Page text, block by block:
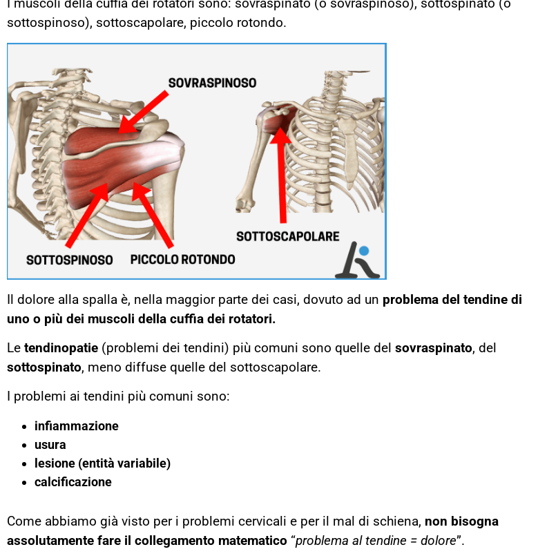
I muscoli della cuffia dei rotatori sono: sovraspinato (o sovraspinoso), sottospinato (o
sottospinoso), sottoscapolare, piccolo rotondo.
Il dolore alla spalla è, nella maggior parte dei casi, dovuto ad un problema del tendine di
uno o più dei muscoli della cuffia dei rotatori.
Le tendinopatie (problemi dei tendini) più comuni sono quelle del sovraspinato, del
sottospinato, meno diffuse quelle del sottoscapolare.
I problemi ai tendini più comuni sono:
infiammazione
usura
lesione (entità variabile)
calcificazione
Come abbiamo già visto per i problemi cervicali e per il mal di schiena, non bisogna
assolutamente fare il collegamento matematico “problema al tendine = dolore”.